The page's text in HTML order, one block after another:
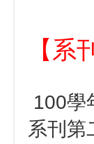
【系
100學
系刊第